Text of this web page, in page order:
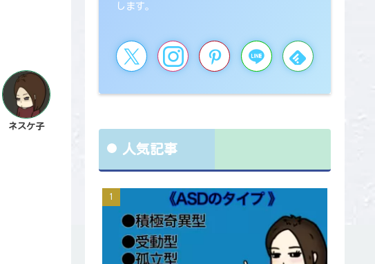
ネスケ子
します。
人気記事